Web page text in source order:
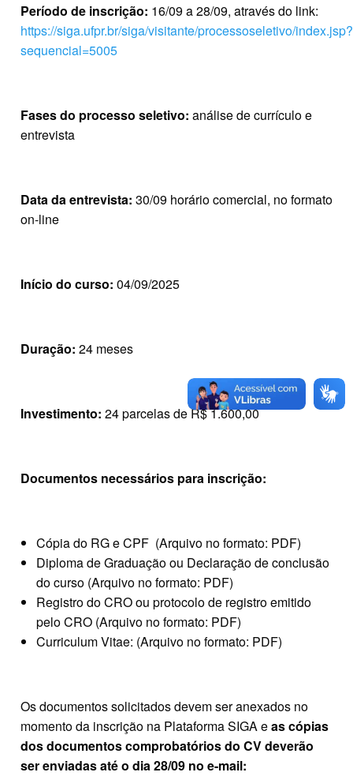
Período de inscrição: 16/09 a 28/09, através do link:
https://siga.ufpr.br/siga/visitante/processoseletivo/index.jsp?
sequencial=5005
Fases do processo seletivo: análise de currículo e
entrevista
Data da entrevista: 30/09 horário comercial, no formato
on-line
Início do curso: 04/09/2025
Duração: 24 meses
Investimento: 24 parcelas de R$ 1.600,00
Documentos necessários para inscrição:
Cópia do RG e CPF (Arquivo no formato: PDF)
Diploma de Graduação ou Declaração de conclusão
do curso (Arquivo no formato: PDF)
Registro do CRO ou protocolo de registro emitido
pelo CRO (Arquivo no formato: PDF)
Curriculum Vitae: (Arquivo no formato: PDF)
Os documentos solicitados devem ser anexados no
momento da inscrição na Plataforma SIGA eas cópias
dos documentos comprobatórios do CV deverão
ser enviadas até o dia 28/09 no e-mail: